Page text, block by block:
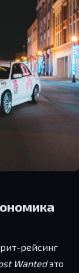
рейсинг
Wantedэто